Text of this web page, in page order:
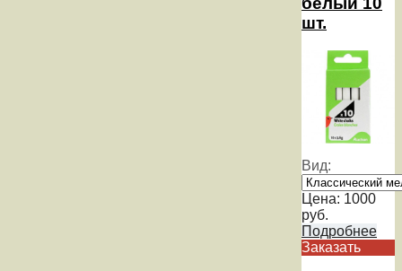
шт.
Вид:
Цена: 1000
руб.
Подробнее
Заказать